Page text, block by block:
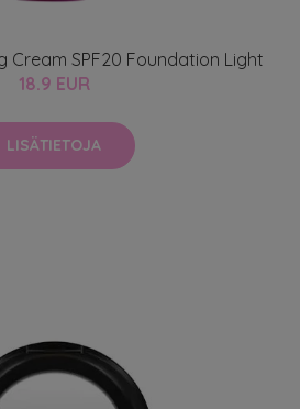
Cream SPF20 Foundation Light
18.9 EUR
LISÄTIETOJA